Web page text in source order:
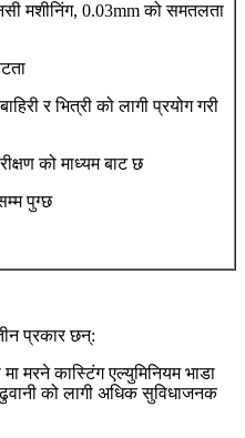
मशीनिंग, 0.03mm को समतलता
र भित्री को लागी प्रयोग गरी
को माध्यम बाट छ
पुग्छ
प्रकार छन्:
मरने कास्टिंग एल्युमिनियम भाडा
को लागी अधिक सुविधाजनक